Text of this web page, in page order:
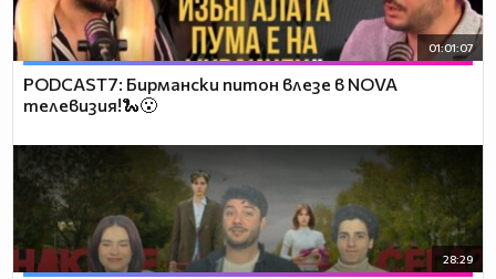
01:01:07
PODCAST7: Бирмански питон влезе в NOVA
телевизия!🐍😮
28:29